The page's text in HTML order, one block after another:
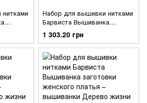
–
Набор для вышивки нитками
Барвиста Вышиванка
заготовки женского платья –
вышиванки Дерево жизни
ПЛ109шЧннннi
1 303.20 грн